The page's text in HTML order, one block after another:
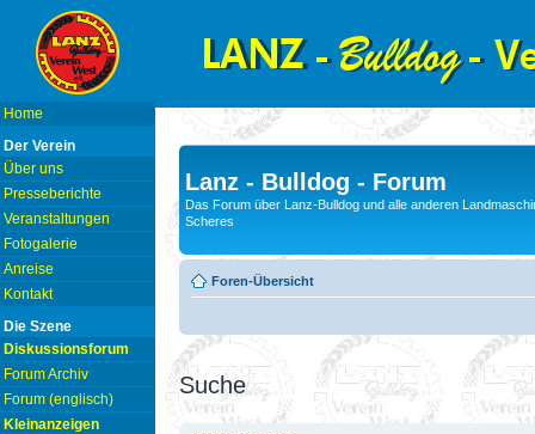
Home
Der Verein
Über uns
Presseberichte
Veranstaltungen
Fotogalerie
Anreise
Kontakt
Die Szene
Diskussionsforum
Forum Archiv
Forum (englisch)
Kleinanzeigen
Lanz - Bulldog - Forum
Das Forum über Lanz-Bulldog und alle anderen
Scheres
Foren-Übersicht
Suche